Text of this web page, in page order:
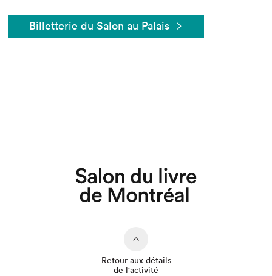
Billetterie du Salon au Palais
Retour aux détails
de l'activité